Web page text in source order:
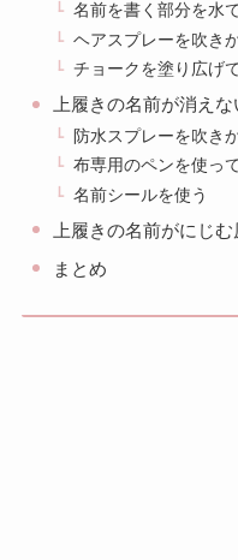
名前を書く部分を水
ヘアスプレーを吹き
チョークを塗り広げ
上履きの名前が消え
防水スプレーを吹き
布専用のペンを使っ
名前シールを使う
上履きの名前がにじ
まとめ